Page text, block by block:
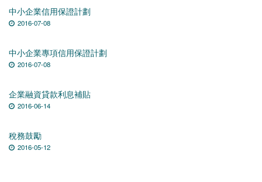
中小企業信用保證計劃
2016-07-08
中小企業專項信用保證計劃
2016-07-08
企業融資貸款利息補貼
2016-06-14
稅務鼓勵
2016-05-12